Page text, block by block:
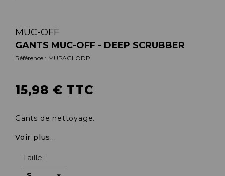
MUC-OFF
GANTS MUC-OFF - DEEP SCRUBBER
Référence : MUPAGLODP
15,98 € TTC
Gants de nettoyage.
Voir plus...
Taille :